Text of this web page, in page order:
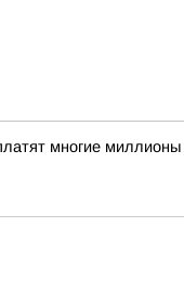
многие миллионы